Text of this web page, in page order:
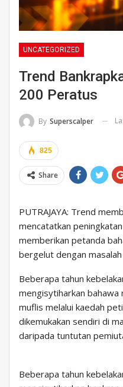
UNCATEGORIZED
Trend
200 Peratus
By Superscalper
825
Share
PUTRAJAYA: Trend
mencatatkan
memberikan petanda
bergelut dengan
Beberapa tahun
mengisytiharkan
muflis melalui kaedah
dikemukakan sendiri di
daripada tuntutan
Beberapa tahun